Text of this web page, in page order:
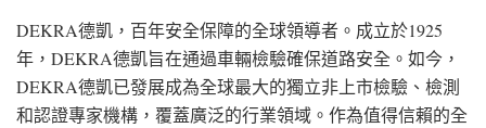
DEKRA德凱，百年安全保障的全球領導者。成立於1925
年，DEKRA德凱旨在通過車輛檢驗確保道路安全。如今，
DEKRA德凱已發展成為全球最大的獨立非上市檢驗、檢測
和認證專家機構，覆蓋廣泛的行業領域。作為值得信賴的全